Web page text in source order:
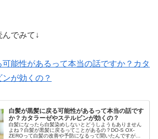
でみて↓
能性があるって本当の話ですか？カタ
が効くの？
白髪が黒髪に戻る可能性があるって本当の話です
か？カタラーゼやステルビンが効くの？
白髪になったら白髪染めしないとどうしようもありません
よね？白髪が黒髪に戻るってことがあるの？DO-S OX-
ZEROって白髪の改善や予防になるって聞いたんですが本